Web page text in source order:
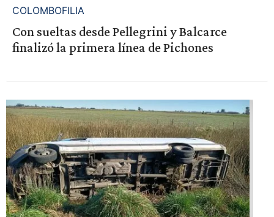
COLOMBOFILIA
Con sueltas desde Pellegrini y Balcarce
finalizó la primera línea de Pichones